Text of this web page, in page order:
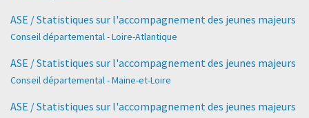
ASE / Statistiques sur l'accompagnement des jeunes majeurs
Conseil départemental - Loire-Atlantique
ASE / Statistiques sur l'accompagnement des jeunes majeurs
Conseil départemental - Maine-et-Loire
ASE / Statistiques sur l'accompagnement des jeunes majeurs